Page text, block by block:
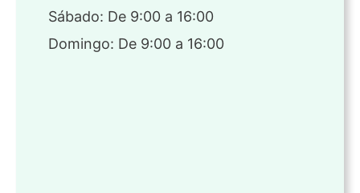
Sábado: De 9:00 a 16:00
Domingo: De 9:00 a 16:00